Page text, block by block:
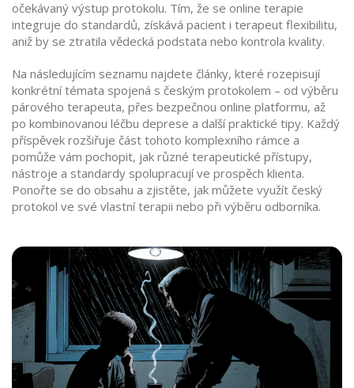
očekávaný výstup protokolu. Tím, že se online terapie
integruje do standardů, získává pacient i terapeut flexibilitu,
aniž by se ztratila vědecká podstata nebo kontrola kvality.
Na následujícím seznamu najdete články, které rozepisují
konkrétní témata spojená s českým protokolem – od výběru
párového terapeuta, přes bezpečnou online platformu, až
po kombinovanou léčbu deprese a další praktické tipy. Každý
příspěvek rozšiřuje část tohoto komplexního rámce a
pomůže vám pochopit, jak různé terapeutické přístupy,
nástroje a standardy spolupracují ve prospěch klienta.
Ponořte se do obsahu a zjistěte, jak můžete využít český
protokol ve své vlastní terapii nebo při výběru odborníka.